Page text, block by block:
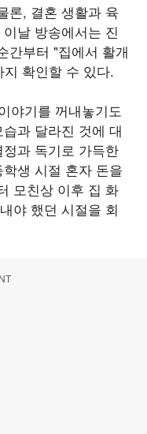
론, 결혼 생활과 육
날 방송에서는 진
간부터 "집에서 활개
확인할 수 있다.
야기를 꺼내놓기도
과 달라진 것에 대
과 독기로 가득한
생 시절 혼자 돈을
모친상 이후 집 화
야 했던 시절을 회